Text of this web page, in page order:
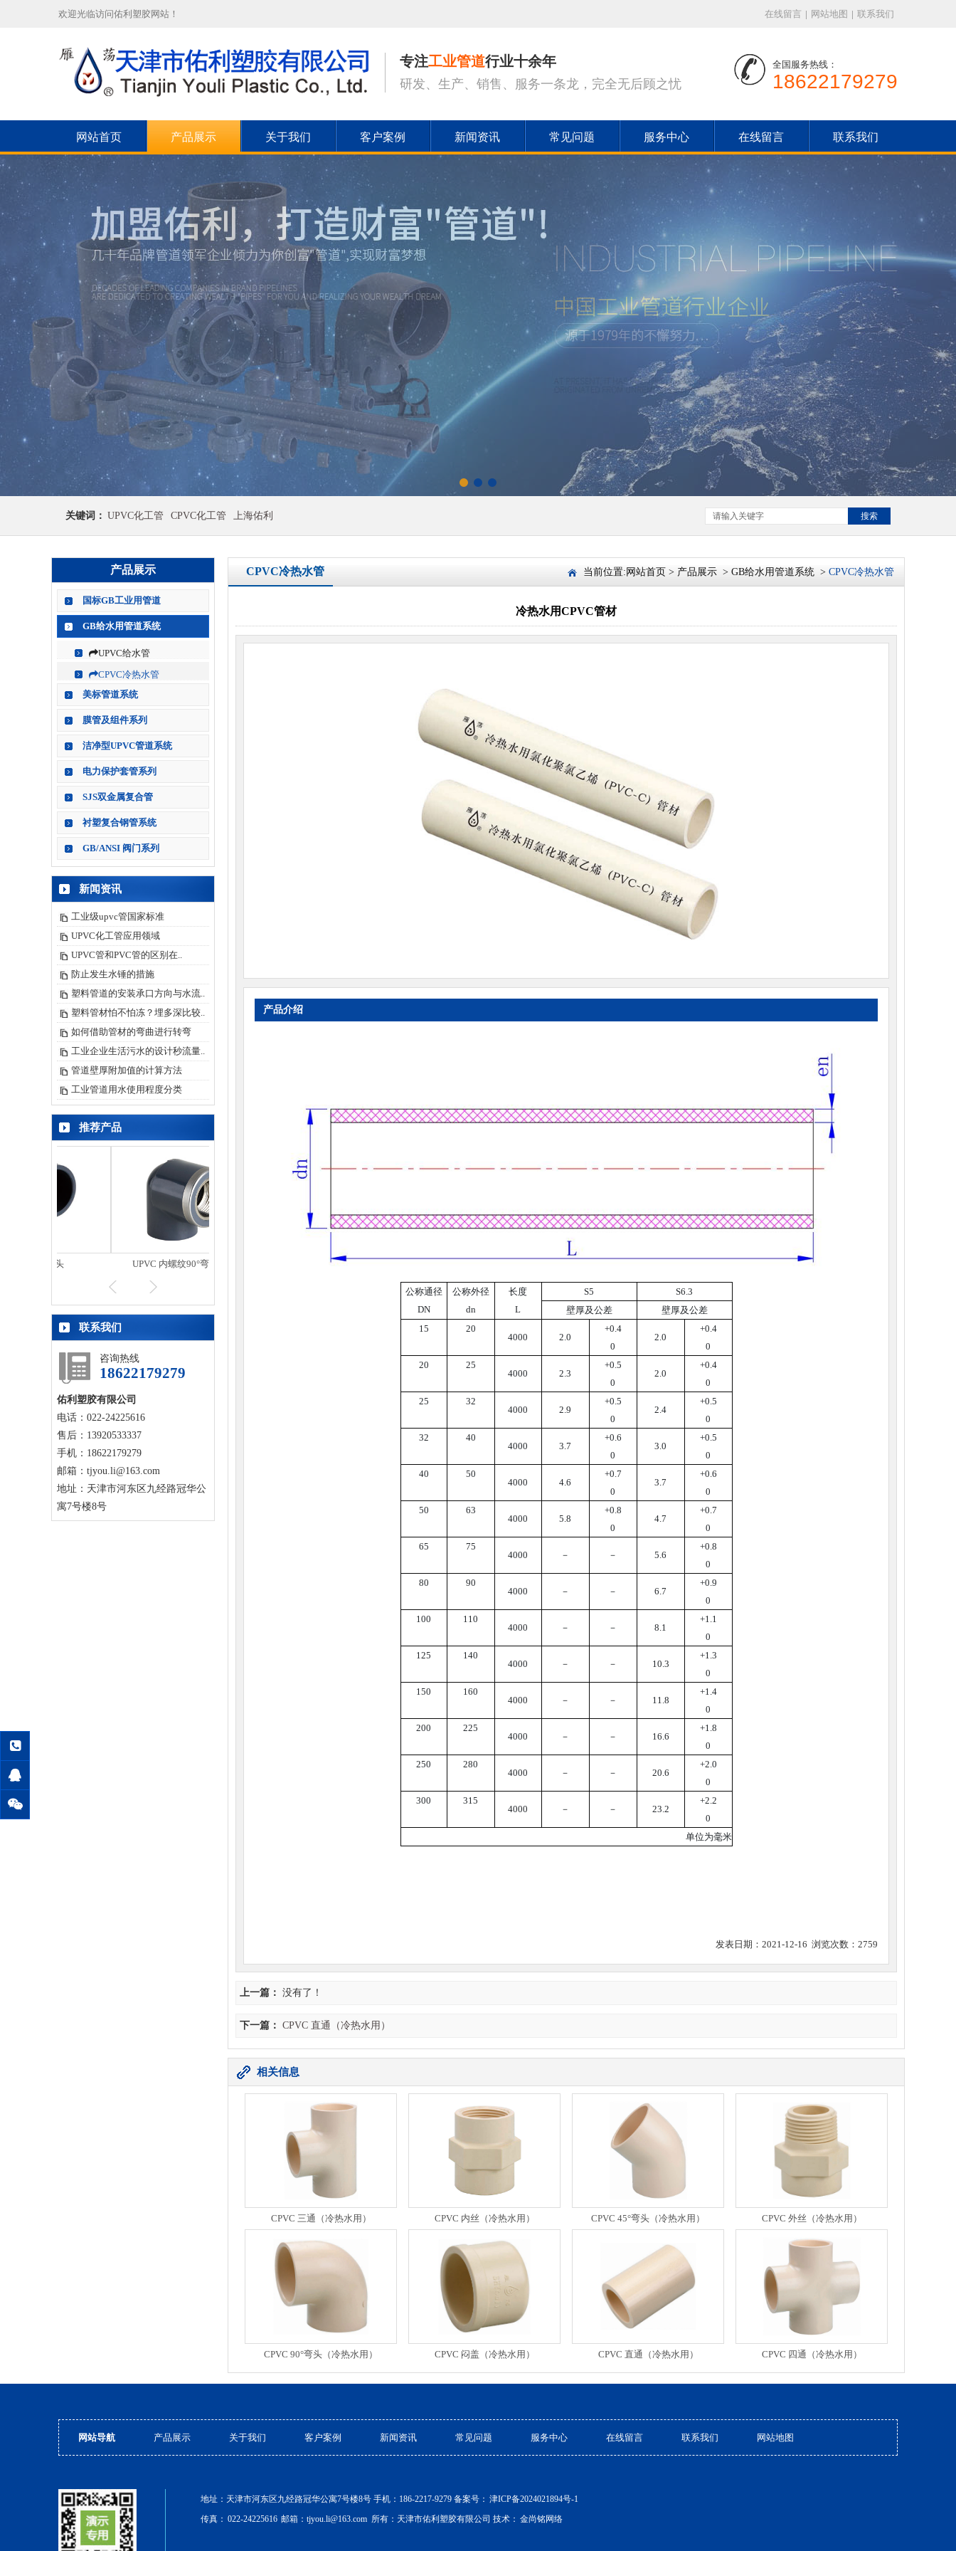
欢迎光临访问佑利塑胶网站！ 在线留言 | 网站地图 | 联系我们
专注工业管道行业十余年
研发、生产、销售、服务一条龙，完全无后顾之忧
全国服务热线：
18622179279
网站首页 产品展示 关于我们 客户案例 新闻资讯 常见问题 服务中心 在线留言 联系我们
关键词： UPVC化工管 CPVC化工管 上海佑利 搜索
产品展示
国标GB工业用管道
GB给水用管道系统
UPVC给水管
CPVC冷热水管
美标管道系统
膜管及组件系列
洁净型UPVC管道系统
电力保护套管系列
SJS双金属复合管
衬塑复合钢管系统
GB/ANSI 阀门系列
新闻资讯
工业级upvc管国家标准
UPVC化工管应用领域
UPVC管和PVC管的区别在..
防止发生水锤的措施
塑料管道的安装承口方向与水流..
塑料管材怕不怕冻？埋多深比较..
如何借助管材的弯曲进行转弯
工业企业生活污水的设计秒流量..
管道壁厚附加值的计算方法
工业管道用水使用程度分类
推荐产品
UPVC 内螺纹90°弯头(嵌铜) UPVC 内螺纹直接头(嵌铜)
联系我们
咨询热线
18622179279
佑利塑胶有限公司
电话：022-24225616
售后：13920533337
手机：18622179279
邮箱：tjyou.li@163.com
地址：天津市河东区九经路冠华公
寓7号楼8号
CPVC冷热水管 当前位置: 网站首页 > 产品展示 > GB给水用管道系统 > CPVC冷热水管
冷热水用CPVC管材
产品介绍
公称通径
DN
公称外径
dn
长度
L
S5
S6.3
壁厚及公差
壁厚及公差
15
20
4000
2.0
+0.4
0
2.0
+0.4
0
20
25
4000
2.3
+0.5
0
2.0
+0.4
0
25
32
4000
2.9
+0.5
0
2.4
+0.5
0
32
40
4000
3.7
+0.6
0
3.0
+0.5
0
40
50
4000
4.6
+0.7
0
3.7
+0.6
0
50
63
4000
5.8
+0.8
0
4.7
+0.7
0
65
75
4000
－ － 5.6
+0.8
0
80
90
4000
－ － 6.7
+0.9
0
100
110
4000
－ － 8.1
+1.1
0
125
140
4000
－ － 10.3
+1.3
0
150
160
4000
－ － 11.8
+1.4
0
200
225
4000
－ － 16.6
+1.8
0
250
280
4000
－ － 20.6
+2.0
0
300
315
4000
－ － 23.2
+2.2
0
单位为毫米
发表日期：2021-12-16 浏览次数：2759
上一篇： 没有了！
下一篇： CPVC 直通（冷热水用）
相关信息
CPVC 三通（冷热水用） CPVC 内丝（冷热水用） CPVC 45°弯头（冷热水用） CPVC 外丝（冷热水用）
CPVC 90°弯头（冷热水用） CPVC 闷盖（冷热水用） CPVC 直通（冷热水用） CPVC 四通（冷热水用）
网站导航 产品展示 关于我们 客户案例 新闻资讯 常见问题 服务中心 在线留言 联系我们 网站地图
地址：天津市河东区九经路冠华公寓7号楼8号 手机：186-2217-9279 备案号： 津ICP备2024021894号-1
传真： 022-24225616 邮箱：tjyou.li@163.com 所有：天津市佑利塑胶有限公司 技术： 金尚铭网络